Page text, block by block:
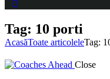
Tag: 10 porti
AcasăToate articoleleTag:
Close